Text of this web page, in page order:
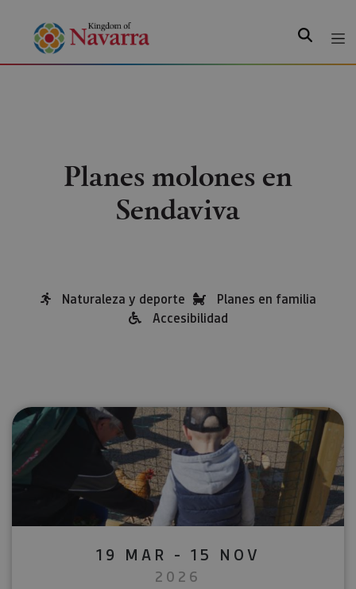
Search
Planes molones en
Sendaviva
Naturaleza y deporte
Planes en familia
Accesibilidad
19 MAR - 15 NOV
2026